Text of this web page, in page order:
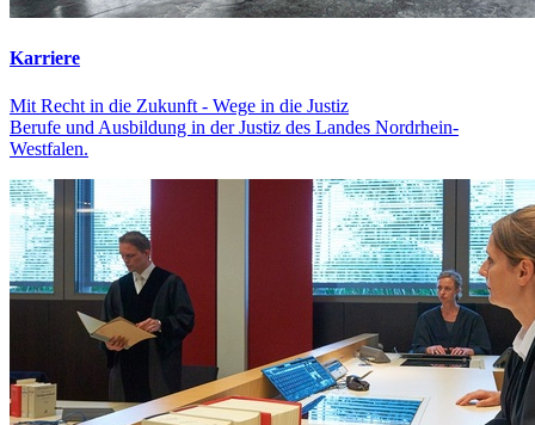
Karriere
Mit Recht in die Zukunft - Wege in die Justiz
Berufe und Ausbildung in der Justiz des Landes Nordrhein-
Westfalen.